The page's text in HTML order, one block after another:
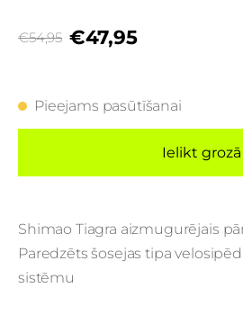
€54,95 €47,95
Pieejams pasūtīšanai
Ielikt grozā
Shimao Tiagra aizmugurējais
Paredzēts šosejas tipa
sistēmu